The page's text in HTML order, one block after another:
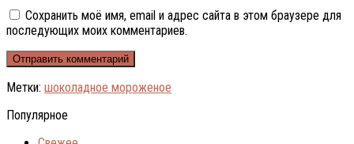
Сохранить моё имя, email и адрес сайта в этом браузере для
последующих моих комментариев.
Метки: шоколадное мороженое
Популярное